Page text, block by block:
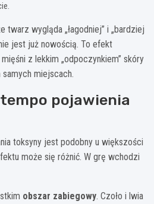
twarz wygląda „łagodniej” i „bardziej
jest już nowością. To efekt
z lekkim „odpoczynkiem” skóry
miejscach.
tempo pojawienia
toksyny jest podobny u większości
może się różnić. W grę wchodzi
obszar zabiegowy. Czoło i lwia